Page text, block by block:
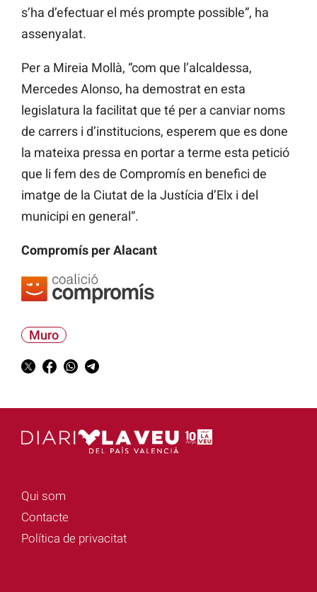
s’ha d’efectuar el més prompte possible”, ha
assenyalat.
Per a Mireia Mollà, “com que l’alcaldessa,
Mercedes Alonso, ha demostrat en esta
legislatura la facilitat que té per a canviar noms
de carrers i d’institucions, esperem que es done
la mateixa pressa en portar a terme esta petició
que li fem des de Compromís en benefici de
imatge de la Ciutat de la Justícia d’Elx i del
municipi en general”.
Compromís per Alacant
Muro
Qui som
Contacte
Política de privacitat